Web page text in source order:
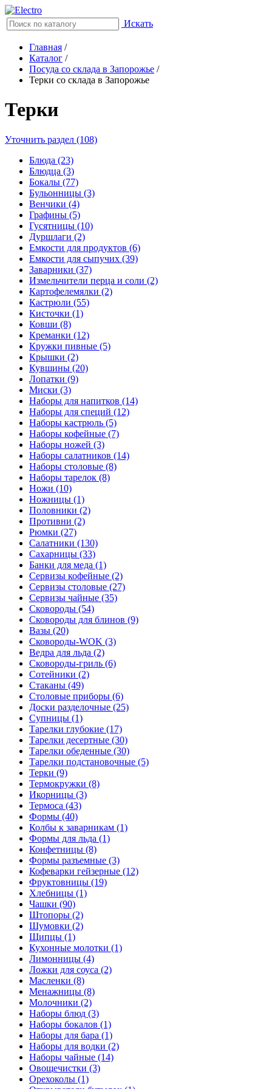
Искать
Главная /
Каталог /
Посуда со склада в Запорожье /
Терки со склада в Запорожье
Терки
Уточнить раздел (108)
Блюда (23)
Блюдца (3)
Бокалы (77)
Бульонницы (3)
Венчики (4)
Графины (5)
Гусятницы (10)
Дуршлаги (2)
Емкости для продуктов (6)
Емкости для сыпучих (39)
Заварники (37)
Измельчители перца и соли (2)
Картофелемялки (2)
Кастрюли (55)
Кисточки (1)
Ковши (8)
Креманки (12)
Кружки пивные (5)
Крышки (2)
Кувшины (20)
Лопатки (9)
Миски (3)
Наборы для напитков (14)
Наборы для специй (12)
Наборы кастрюль (5)
Наборы кофейные (7)
Наборы ножей (3)
Наборы салатников (14)
Наборы столовые (8)
Наборы тарелок (8)
Ножи (10)
Ножницы (1)
Половники (2)
Противни (2)
Рюмки (27)
Салатники (130)
Сахарницы (33)
Банки для меда (1)
Сервизы кофейные (2)
Сервизы столовые (27)
Сервизы чайные (35)
Сковороды (54)
Сковороды для блинов (9)
Вазы (20)
Сковороды-WOK (3)
Ведра для льда (2)
Сковороды-гриль (6)
Сотейники (2)
Стаканы (49)
Столовые приборы (6)
Доски разделочные (25)
Супницы (1)
Тарелки глубокие (17)
Тарелки десертные (30)
Тарелки обеденные (30)
Тарелки подстановочные (5)
Терки (9)
Термокружки (8)
Икорницы (3)
Термоса (43)
Формы (40)
Колбы к заварникам (1)
Формы для льда (1)
Конфетницы (8)
Формы разъемные (3)
Кофеварки гейзерные (12)
Фруктовницы (19)
Хлебницы (1)
Чашки (90)
Штопоры (2)
Шумовки (2)
Щипцы (1)
Кухонные молотки (1)
Лимонницы (4)
Ложки для соуса (2)
Масленки (8)
Менажницы (8)
Молочники (2)
Наборы блюд (3)
Наборы бокалов (1)
Наборы для бара (1)
Наборы для водки (2)
Наборы чайные (14)
Овощечистки (3)
Орехоколы (1)